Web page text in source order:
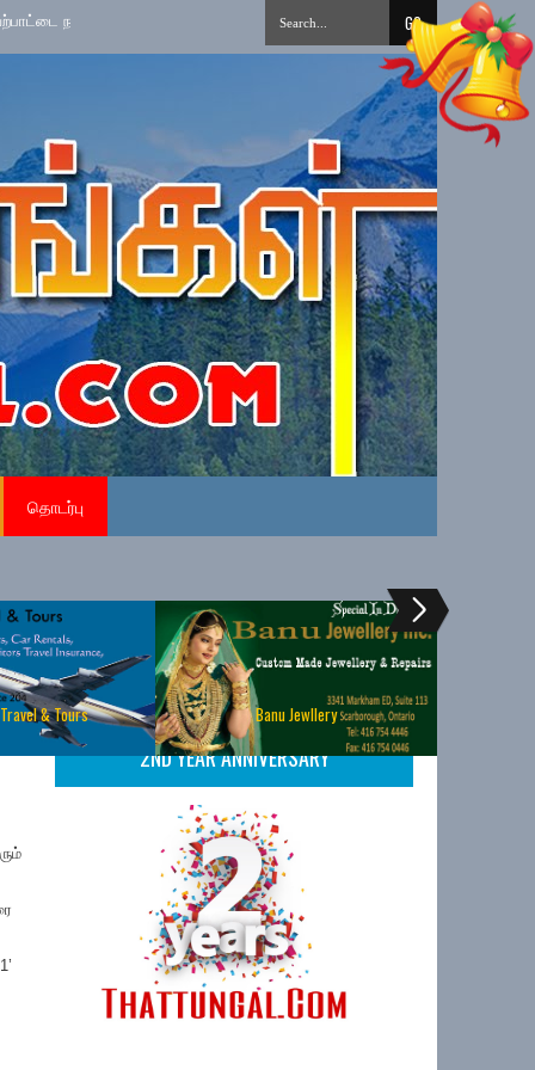
தமிழ் சிங்கள சித்திரை புதுவருட கலை, கலாசார,
தொடர்பு
& Tours Banu Jewllery
2ND YEAR ANNIVERSARY